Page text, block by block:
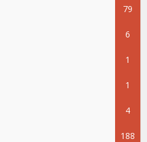
79
6
1
1
4
188